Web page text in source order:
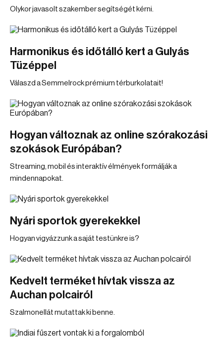
Olykor javasolt szakember segítségét kérni.
Harmonikus és időtálló kert a Gulyás
Tüzéppel
Válaszd a Semmelrock prémium térburkolatait!
Hogyan változnak az online szórakozási
szokások Európában?
Streaming, mobil és interaktív élmények formálják a
mindennapokat.
Nyári sportok gyerekekkel
Hogyan vigyázzunk a saját testünkre is?
Kedvelt terméket hívtak vissza az
Auchan polcairól
Szalmonellát mutattak ki benne.